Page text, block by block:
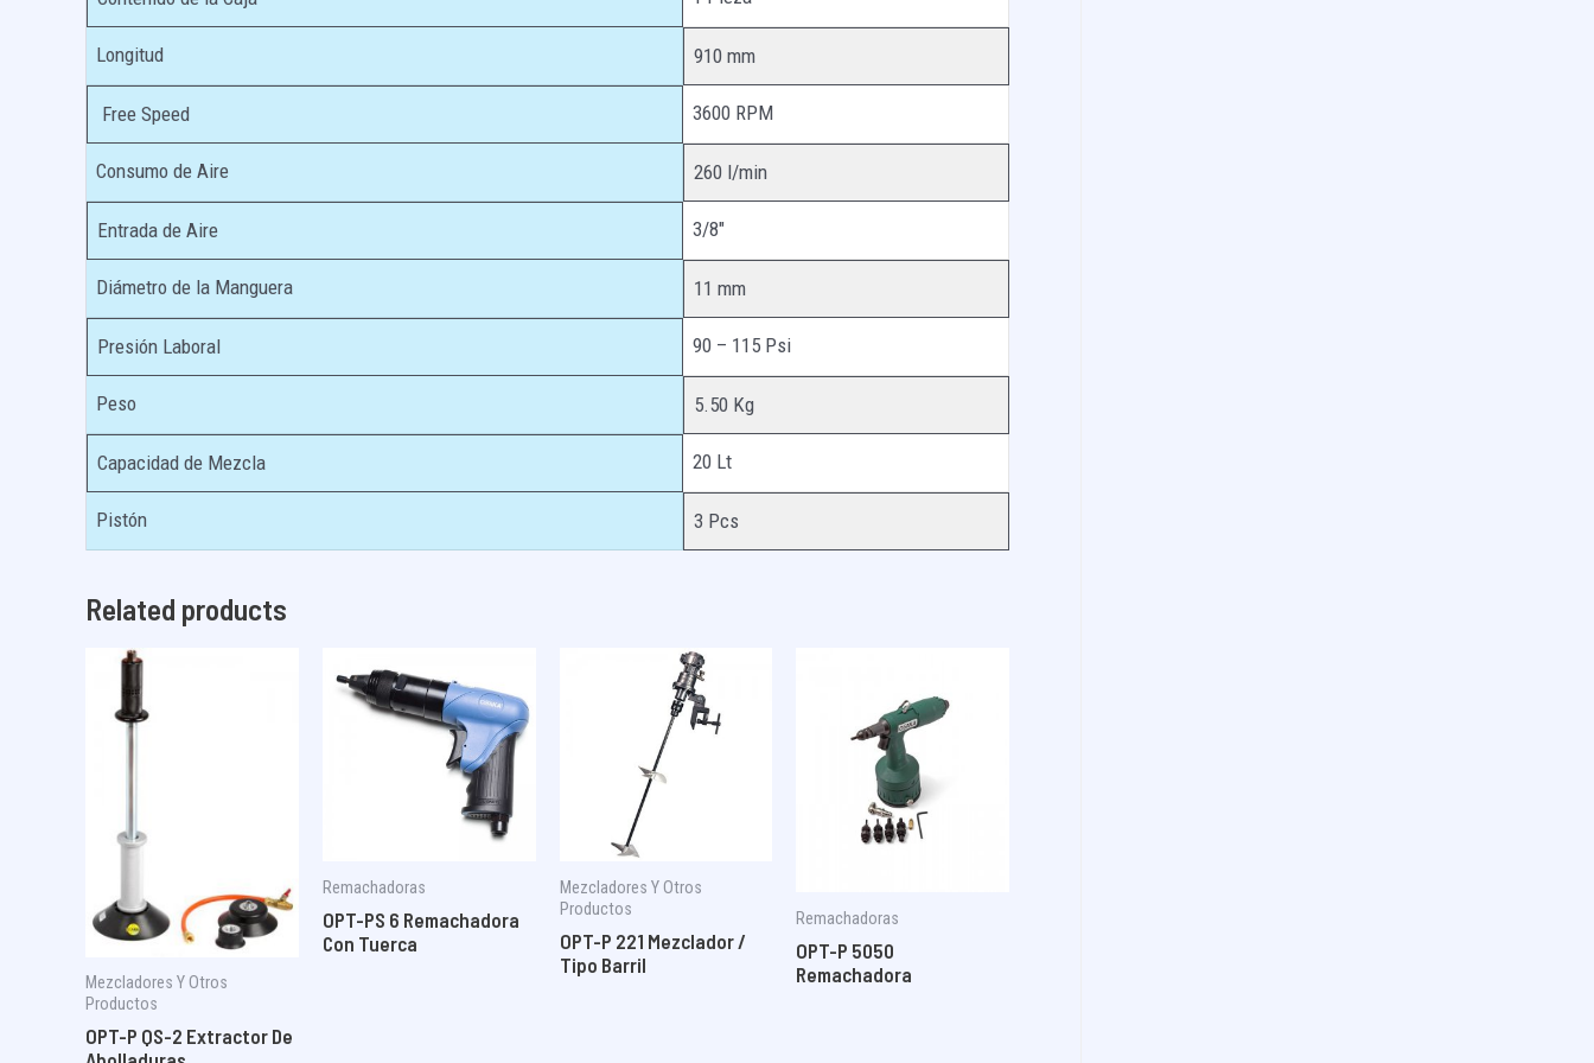
Longitud 910 mm
Free Speed 3600 RPM
Consumo de Aire 260 l/min
Entrada de Aire 3/8″
Diámetro de la Manguera 11 mm
Presión Laboral 90 – 115 Psi
Peso 5.50 Kg
Capacidad de Mezcla 20 Lt
Pistón 3 Pcs
Related products
Mezcladores Y Otros
Productos
OPT-P QS-2 Extractor De
Remachadoras
OPT-PS 6 Remachadora
Con Tuerca
Mezcladores Y Otros
Productos
OPT-P 221 Mezclador /
Tipo Barril
Remachadoras
OPT-P 5050
Remachadora